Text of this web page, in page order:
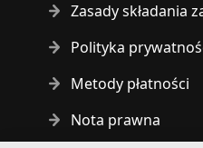
Zasady składania
Polityka
Metody płatności
Nota prawna